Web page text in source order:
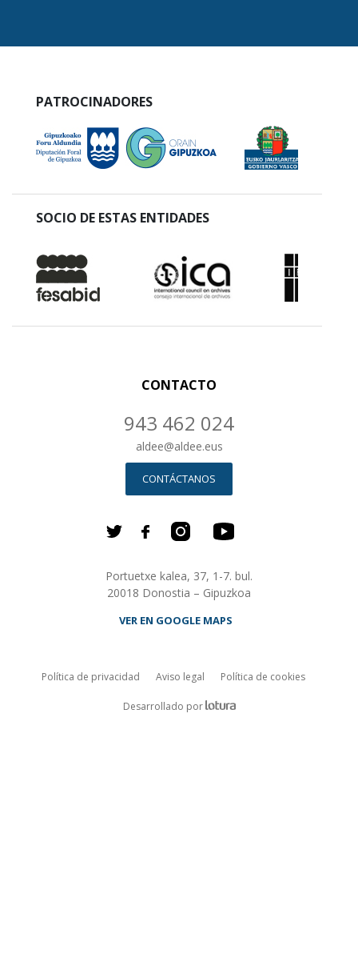
PATROCINADORES
SOCIO DE ESTAS ENTIDADES
CONTACTO
943 462 024
aldee@aldee.eus
CONTÁCTANOS
Portuetxe kalea, 37, 1-7. bul.
20018 Donostia – Gipuzkoa
VER EN GOOGLE MAPS
Política de privacidad Aviso legal Política de cookies
Desarrollado porALDEE.com Empresa de